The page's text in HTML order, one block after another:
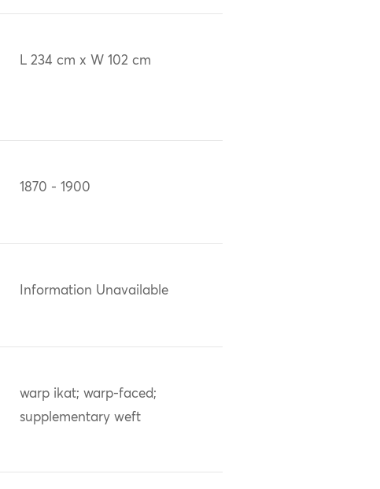
L 234 cm x W 102 cm
1870 - 1900
Information Unavailable
warp ikat; warp-faced;
supplementary weft